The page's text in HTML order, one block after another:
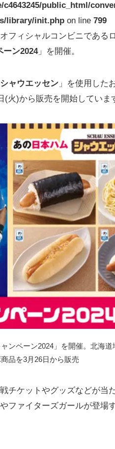
c4643245/public_html/
library/init.php on line 799
フィシャルコンビニである
ン2024」を開催。
シャウエッセン 」を使用した
火)から販売を開始していま
ンペーン2024」を開催。北海道
品を3月26日から販売
チケットやグッズなどが当
ファイターズガールが登場